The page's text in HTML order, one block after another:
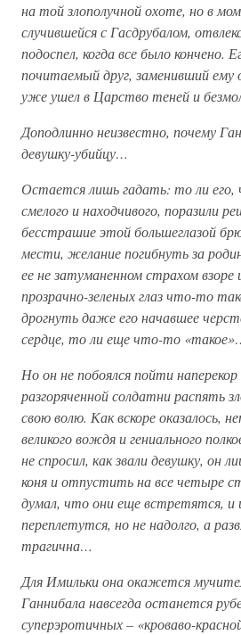
на той злополучной охоте, но в
случившейся с Гасдрубалом,
подоспел, когда все было кончено.
почитаемый друг, заменивший ему
уже ушел в Царство теней и
Доподлинно неизвестно, почему
девушку-убийцу…
Остается лишь гадать: то ли его,
смелого и находчивого, поразили
бесстрашие этой большеглазой
мести, желание погибнуть за
ее не затуманенном страхом
прозрачно-зеленых глаз что-то
дрогнуть даже его начавшее
сердце, то ли еще что-то
Но он не побоялся пойти
разгоряченной солдатни распять
свою волю. Как вскоре оказалось,
великого вождя и гениального
не спросил, как звали девушку, он
коня и отпустить на все четыре
думал, что они еще встретятся, и
переплетутся, но не надолго, а
трагична…
Для Имильки она окажется
Ганнибала навсегда останется
суперэротичных – «кроваво-